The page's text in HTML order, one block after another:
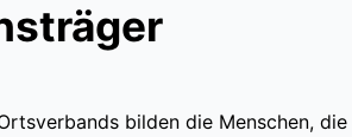
bilden die Menschen,